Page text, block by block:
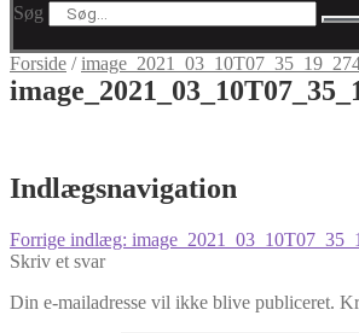
Søg
Forside /
Indlægsnavigation
Forrige indlæg:
Skriv et svar
Din e-mailadresse vil ikke blive publiceret.